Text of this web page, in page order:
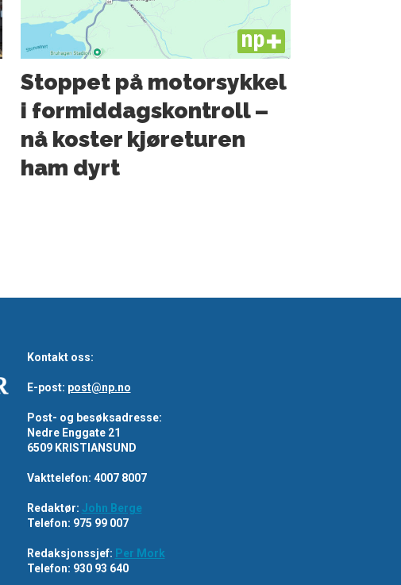
PLUS
Stoppet på motorsykkel
i formiddagskontroll –
nå koster kjøreturen
ham dyrt
Kontakt oss:
E-post: post@np.no
Post- og besøksadresse:
Nedre Enggate 21
6509 KRISTIANSUND
Vakttelefon: 4007 8007
Redaktør: John Berge
Telefon: 975 99 007
Redaksjonssjef: Per Mork
Telefon: 930 93 640